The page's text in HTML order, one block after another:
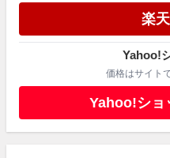
楽
Yahoo!
価格はサイト
Yahoo!ショ